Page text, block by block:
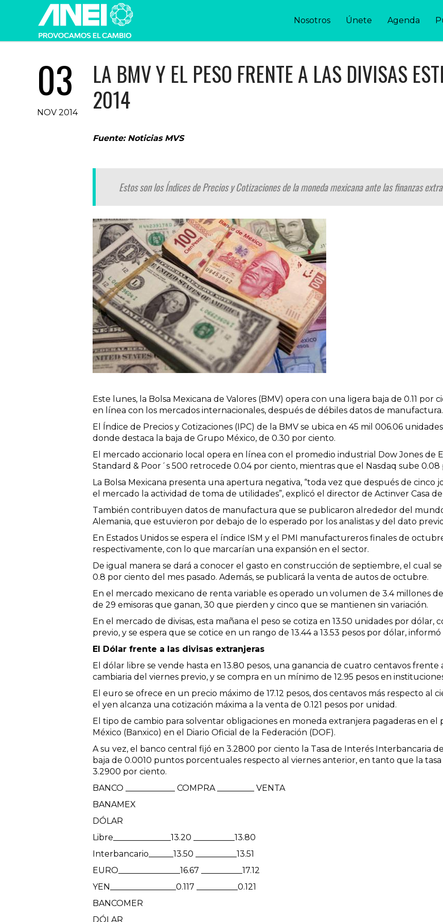
Nosotros Únete Agenda
03
NOV 2014
LA BMV Y EL PESO FRENTE A LAS DIVISAS
2014
Fuente: Noticias MVS
Estos son los Índices de Precios y Cotizaciones de la moneda mexicana ante las finanzas
Este lunes, la Bolsa Mexicana de Valores (BMV) opera con una ligera baja de 0.11
en línea con los mercados internacionales, después de débiles datos de manufactura.
El Índice de Precios y Cotizaciones (IPC) de la BMV se ubica en 45 mil 006.06
donde destaca la baja de Grupo México, de 0.30 por ciento.
El mercado accionario local opera en línea con el promedio industrial Dow Jones de
Standard & Poor´s 500 retrocede 0.04 por ciento, mientras que el Nasdaq sube 0.08
La Bolsa Mexicana presenta una apertura negativa, “toda vez que después de cinco
el mercado la actividad de toma de utilidades”, explicó el director de Actinver Casa de
También contribuyen datos de manufactura que se publicaron alrededor del
Alemania, que estuvieron por debajo de lo esperado por los analistas y del dato
En Estados Unidos se espera el índice ISM y el PMI manufactureros finales de
respectivamente, con lo que marcarían una expansión en el sector.
De igual manera se dará a conocer el gasto en construcción de septiembre, el cual
0.8 por ciento del mes pasado. Además, se publicará la venta de autos de octubre.
En el mercado mexicano de renta variable es operado un volumen de 3.4 millones
de 29 emisoras que ganan, 30 que pierden y cinco que se mantienen sin variación.
En el mercado de divisas, esta mañana el peso se cotiza en 13.50 unidades por
previo, y se espera que se cotice en un rango de 13.44 a 13.53 pesos por dólar, informó
El Dólar frente a las divisas extranjeras
El dólar libre se vende hasta en 13.80 pesos, una ganancia de cuatro centavos
cambiaria del viernes previo, y se compra en un mínimo de 12.95 pesos en
El euro se ofrece en un precio máximo de 17.12 pesos, dos centavos más respecto
el yen alcanza una cotización máxima a la venta de 0.121 pesos por unidad.
El tipo de cambio para solventar obligaciones en moneda extranjera pagaderas en el
México (Banxico) en el Diario Oficial de la Federación (DOF).
A su vez, el banco central fijó en 3.2800 por ciento la Tasa de Interés Interbancaria
baja de 0.0010 puntos porcentuales respecto al viernes anterior, en tanto que la tasa
3.2900 por ciento.
BANCO ____________ COMPRA _________ VENTA
BANAMEX
DÓLAR
Libre______________13.20 __________13.80
Interbancario______13.50 __________13.51
EURO_______________16.67 __________17.12
YEN________________0.117 __________0.121
BANCOMER
DÓLAR